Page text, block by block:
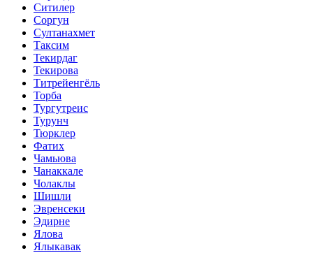
Ситилер
Соргун
Султанахмет
Таксим
Текирдаг
Текирова
Титрейенгёль
Торба
Тургутреис
Турунч
Тюрклер
Фатих
Чамьюва
Чанаккале
Чолаклы
Шишли
Эвренсеки
Эдирне
Ялова
Ялыкавак